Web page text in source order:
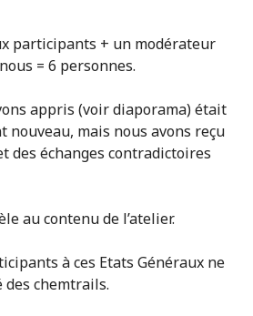
participants + un modérateur
= 6 personnes.
appris (voir diaporama) était
nouveau, mais nous avons reçu
des échanges contradictoires
au contenu de l’atelier.
à ces Etats Généraux ne
chemtrails.